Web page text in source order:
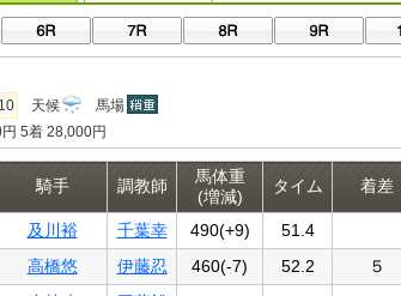
天候
馬場
5着 28,000円
騎手 調教師
馬体重
(増減)
タイム 着差
及川裕 千葉幸 490(+9)
51.4
高橋悠 伊藤忍 460(-7) 52.2
５